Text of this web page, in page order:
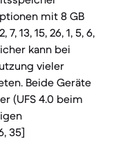
mit 8 GB
13, 15, 26, 1, 5, 6,
kann bei
vieler
Beide Geräte
(UFS 4.0 beim
35]